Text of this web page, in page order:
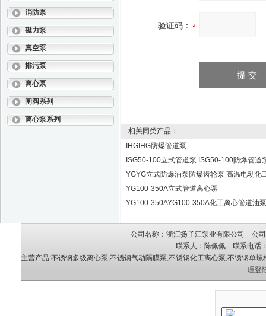
消防泵
磁力泵
真空泵
排污泵
离心泵
闸阀系列
离心泵系列
验证码：
相关同类产品：
IHGIHG防爆管道泵
ISG50-100立式管道泵 ISG50-100防爆管道
YGYG立式防爆油泵防爆齿轮泵 高温电动化
YG100-350A立式管道离心泵
YG100-350AYG100-350A化工离心管道油泵
公司名称：浙江扬子江泵业有限公司 公
联系人：陈佩佩 联系电话
主营产品:不锈钢多级离心泵,不锈钢气动隔膜泵,不锈钢化工离心泵,不锈钢单螺
理登